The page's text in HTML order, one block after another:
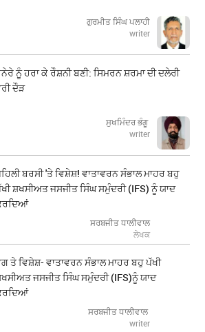
ਗੁਰਮੀਤ ਸਿੰਘ ਪਲਾਹੀ
writer
ਨੂੰ ਹਰਾ ਕੇ ਰੌਸ਼ਨੀ ਬਣੀ: ਸਿਮਰਨ ਸ਼ਰਮਾ ਦੀ ਦਲੇਰੀ
ਦੌੜ
ਸੁਖਮਿੰਦਰ ਭੰਗੂ
writer
ਬਰਸੀ 'ਤੇ ਵਿਸ਼ੇਸ਼! ਵਾਤਾਵਰਨ ਸੰਭਾਲ ਮਾਹਰ ਬਹੁ
ਸ਼ਖਸੀਅਤ ਜਸਜੀਤ ਸਿੰਘ ਸਮੁੰਦਰੀ (IFS) ਨੂੰ ਯਾਦ
ਸਰਬਜੀਤ ਧਾਲੀਵਾਲ
ਲੇਖਕ
ਤੇ ਵਿਸ਼ੇਸ਼- ਵਾਤਾਵਰਨ ਸੰਭਾਲ ਮਾਹਰ ਬਹੁ ਪੱਖੀ
ਜਸਜੀਤ ਸਿੰਘ ਸਮੁੰਦਰੀ (IFS)ਨੂੰ ਯਾਦ
ਸਰਬਜੀਤ ਧਾਲੀਵਾਲ
writer